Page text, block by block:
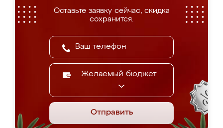
Оставьте заявку сейчас, скидка
сохранится.
Желаемый бюджет
Отправить